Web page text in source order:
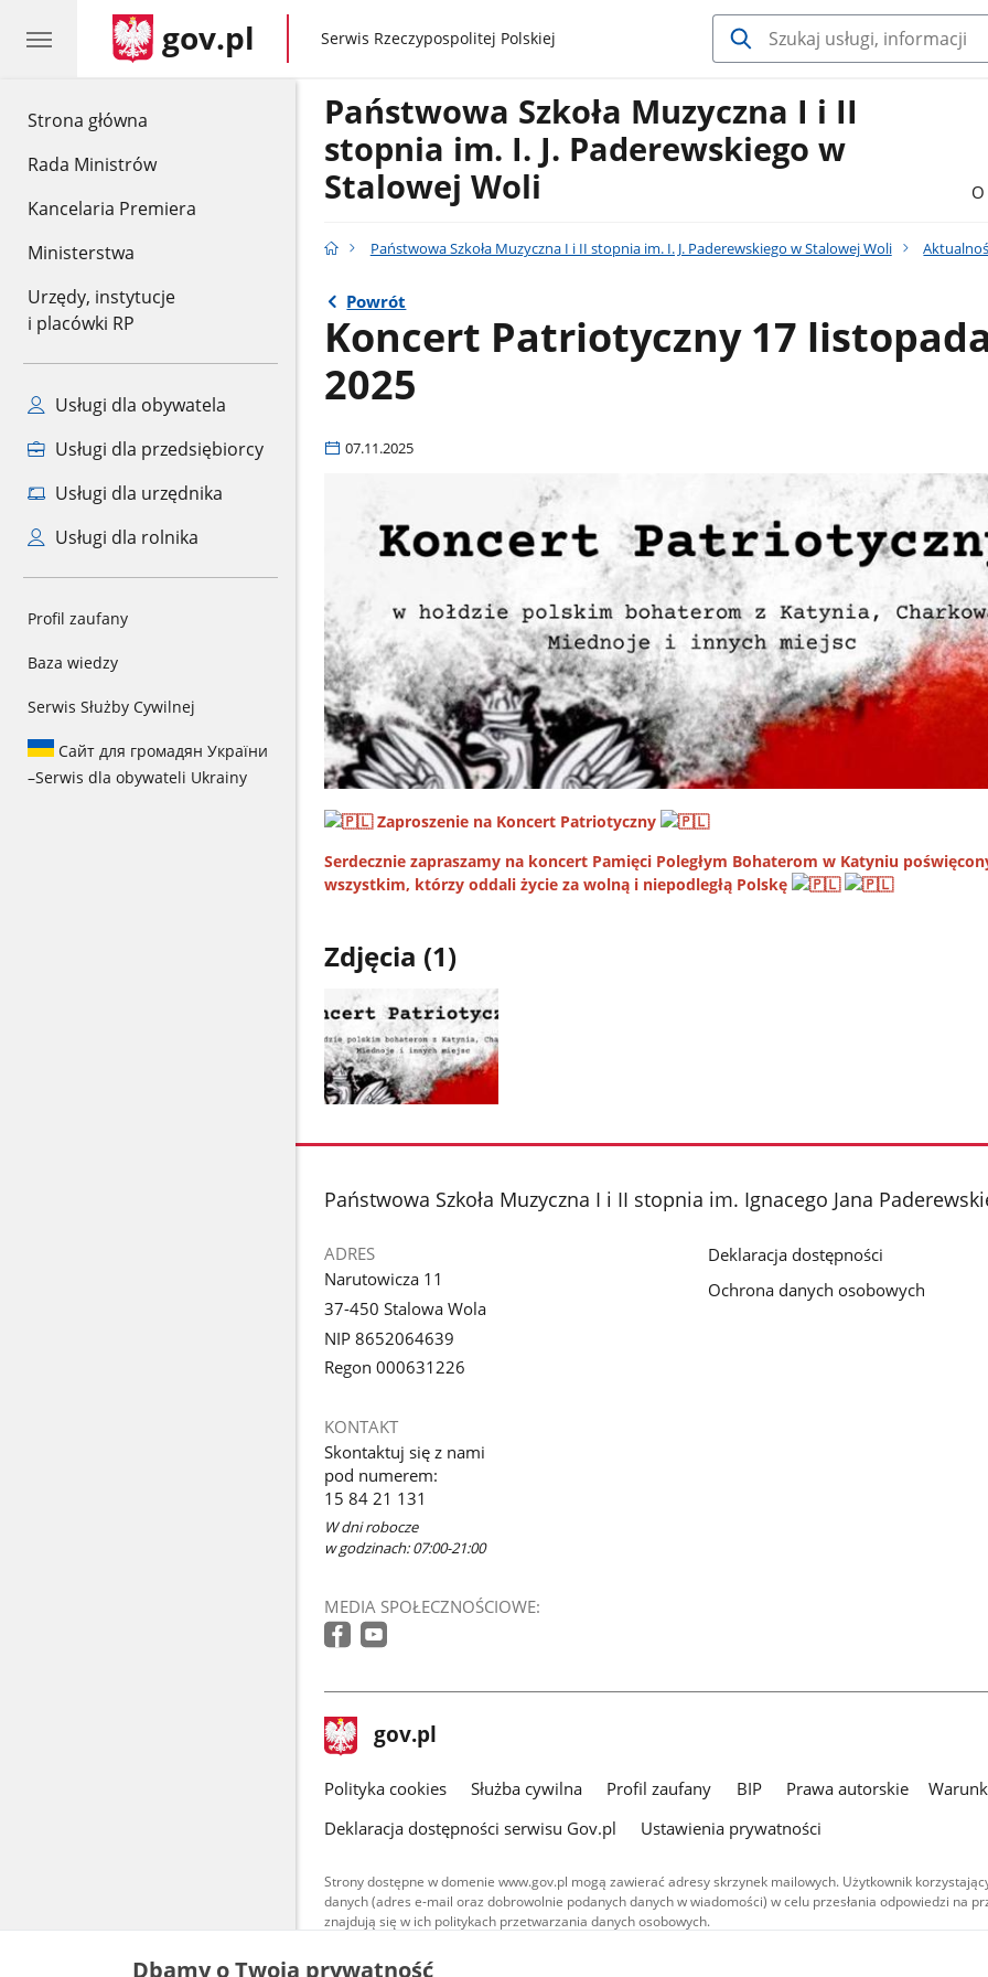
Strona główna
Rada Ministrów
Kancelaria Premiera
Ministerstwa
Urzędy, instytucje
i placówki RP
Usługi dla obywatela
Usługi dla przedsiębiorcy
Usługi dla urzędnika
Usługi dla rolnika
Profil zaufany
Baza wiedzy
Serwis Służby Cywilnej
Сайт для громадян України
–Serwis dla obywateli Ukrainy
gov.pl gov.pl
Serwis Rzeczypospolitej Polskiej
Państwowa Szkoła Muzyczna I i II
stopnia im. I. J. Paderewskiego w
Stalowej Woli
Państwowa Szkoła Muzyczna I i II stopnia im. I. J. Paderewskiego w Stalowej Woli
Powrót
Koncert Patriotyczny 17
2025
07.11.2025
Zaproszenie na Koncert Patriotyczny
Serdecznie zapraszamy na koncert Pamięci Poległym Bohaterom w Katyniu
wszystkim, którzy oddali życie za wolną i niepodległą Polskę
Zdjęcia (1)
galerii.
stopka
Państwowa Szkoła Muzyczna I i II stopnia im. Ignacego Jana
ADRES
Narutowicza 11
37-450 Stalowa Wola
NIP 8652064639
Regon 000631226
KONTAKT
Skontaktuj się z nami
pod numerem:
15 84 21 131
W dni robocze
w godzinach: 07:00-21:00
MEDIA SPOŁECZNOŚCIOWE:
Deklaracja dostępności
Ochrona danych osobowych
stopka
gov.pl Strona
gov.pl
gov.pl
Polityka cookies Służba cywilna Profil zaufany BIP Prawa autorskie
Deklaracja dostępności serwisu Gov.pl
Ustawienia prywatności
Strony dostępne w domenie www.gov.pl mogą zawierać adresy skrzynek mailowych. Użytkownik
danych (adres e-mail oraz dobrowolnie podanych danych w wiadomości) w celu przesłania odpowiedzi na
znajdują się w ich politykach przetwarzania danych osobowych.
Treści tekstowe publikowane w serwisie (z wyłączeniem treści audiowizualnych), są
Dbamy o Twoją prywatność